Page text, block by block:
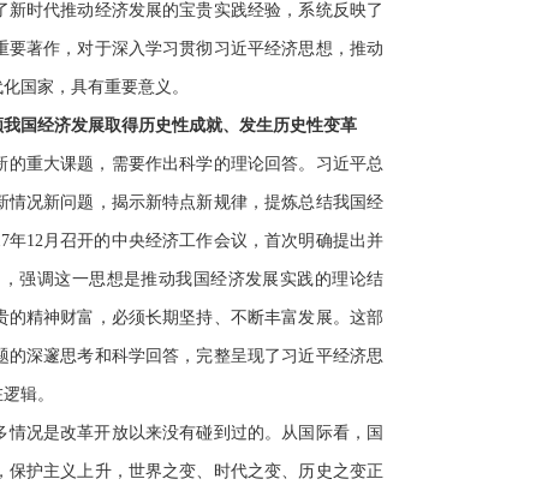
时代推动经济发展的宝贵实践经验，系统反映了
著作，对于深入学习贯彻习近平经济思想，推动
国家，具有重要意义。
国经济发展取得历史性成就、发生历史性变革
重大课题，需要作出科学的理论回答。习近平总
况新问题，揭示新特点新规律，提炼总结我国经
12月召开的中央经济工作会议，首次明确提出并
强调这一思想是推动我国经济发展实践的理论结
精神财富，必须长期坚持、不断丰富发展。这部
深邃思考和科学回答，完整呈现了习近平经济思
辑。
况是改革开放以来没有碰到过的。从国际看，国
护主义上升，世界之变、时代之变、历史之变正